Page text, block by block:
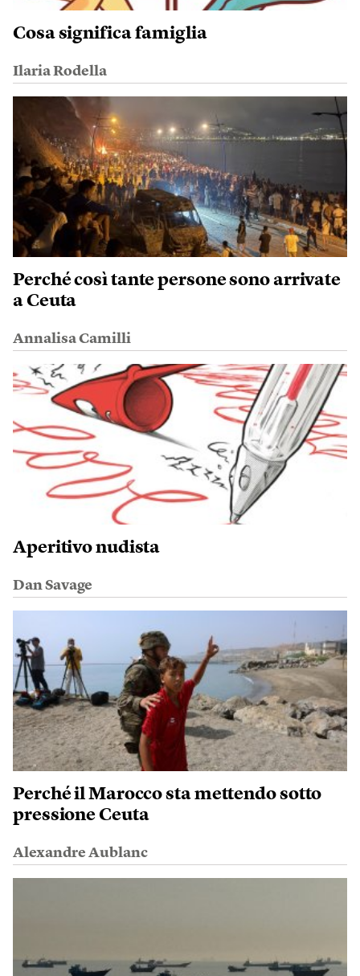
Cosa significa famiglia
Ilaria Rodella
Perché così tante persone sono arrivate
a Ceuta
Annalisa Camilli
Aperitivo nudista
Dan Savage
Perché il Marocco sta mettendo sotto
pressione Ceuta
Alexandre Aublanc